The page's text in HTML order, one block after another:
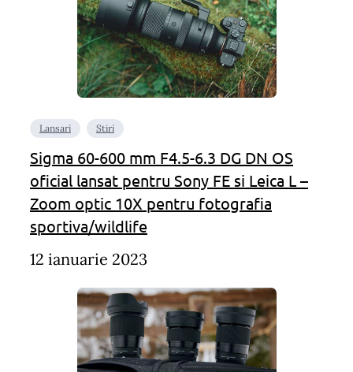
Lansari Stiri
Sigma 60-600 mm F4.5-6.3 DG DN OS
oficial lansat pentru Sony FE si Leica L –
Zoom optic 10X pentru fotografia
sportiva/wildlife
12 ianuarie 2023